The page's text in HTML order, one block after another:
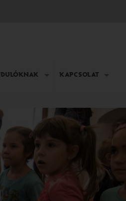
KAPCSOLAT